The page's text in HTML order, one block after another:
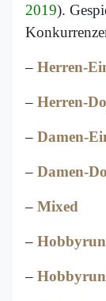
2019).
– Herren-
– Herren-
– Damen-
– Damen-
– Mixed
–
–